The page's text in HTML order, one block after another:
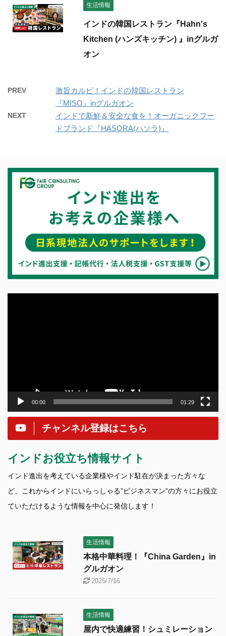
生活情報
インドの韓国レストラン『Hahn's
Kitchen (ハンズキッチン) 』inグルガ
オン
PREV
激旨カルビ！インドの韓国レストラン
『MISO』inグルガオン
NEXT
インドで新鮮＆安全な食を！オーガニックフー
ドブランド『HASORA(ハソラ)』
00:00 01:29
チャンネル登録はこちら
インドお役立ち情報サイト
インド進出を考えている企業様やインド駐在が決まった方々な
ど、これからインドにいらっしゃる”ビジネスマン”の方々にお役立
ていただけるような情報を中心に発信します！
生活情報
本格中華料理！『China Garden』in
グルガオン
2025/7/16
生活情報
屋内で快適練習！シュミレーション